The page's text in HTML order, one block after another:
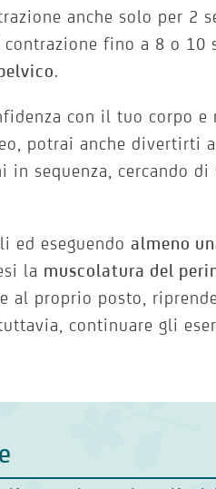
anche solo per 2
fino a 8 o 10
.
con il tuo corpo e
potrai anche divertirti
in sequenza, cercando
ed eseguendoalmeno
la muscolatura del
al proprio posto,
continuare gli